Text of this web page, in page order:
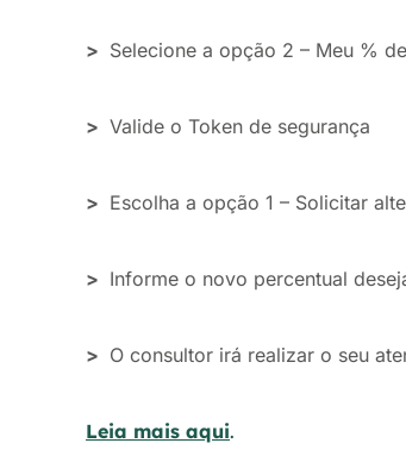
> Selecione a opção 2 – Meu %
> Valide o Token de segurança
> Escolha a opção 1 – Solicitar
> Informe o novo percentual
> O consultor irá realizar o seu
Leia mais aqui.